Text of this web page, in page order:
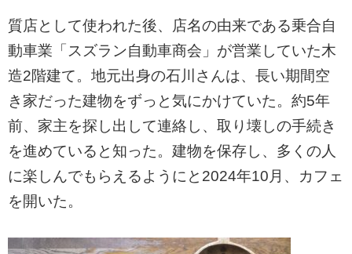
質店として使われた後、店名の由来である乗合自
動車業「スズラン自動車商会」が営業していた木
造2階建て。地元出身の石川さんは、長い期間空
き家だった建物をずっと気にかけていた。約5年
前、家主を探し出して連絡し、取り壊しの手続き
を進めていると知った。建物を保存し、多くの人
に楽しんでもらえるようにと2024年10月、カフェ
を開いた。